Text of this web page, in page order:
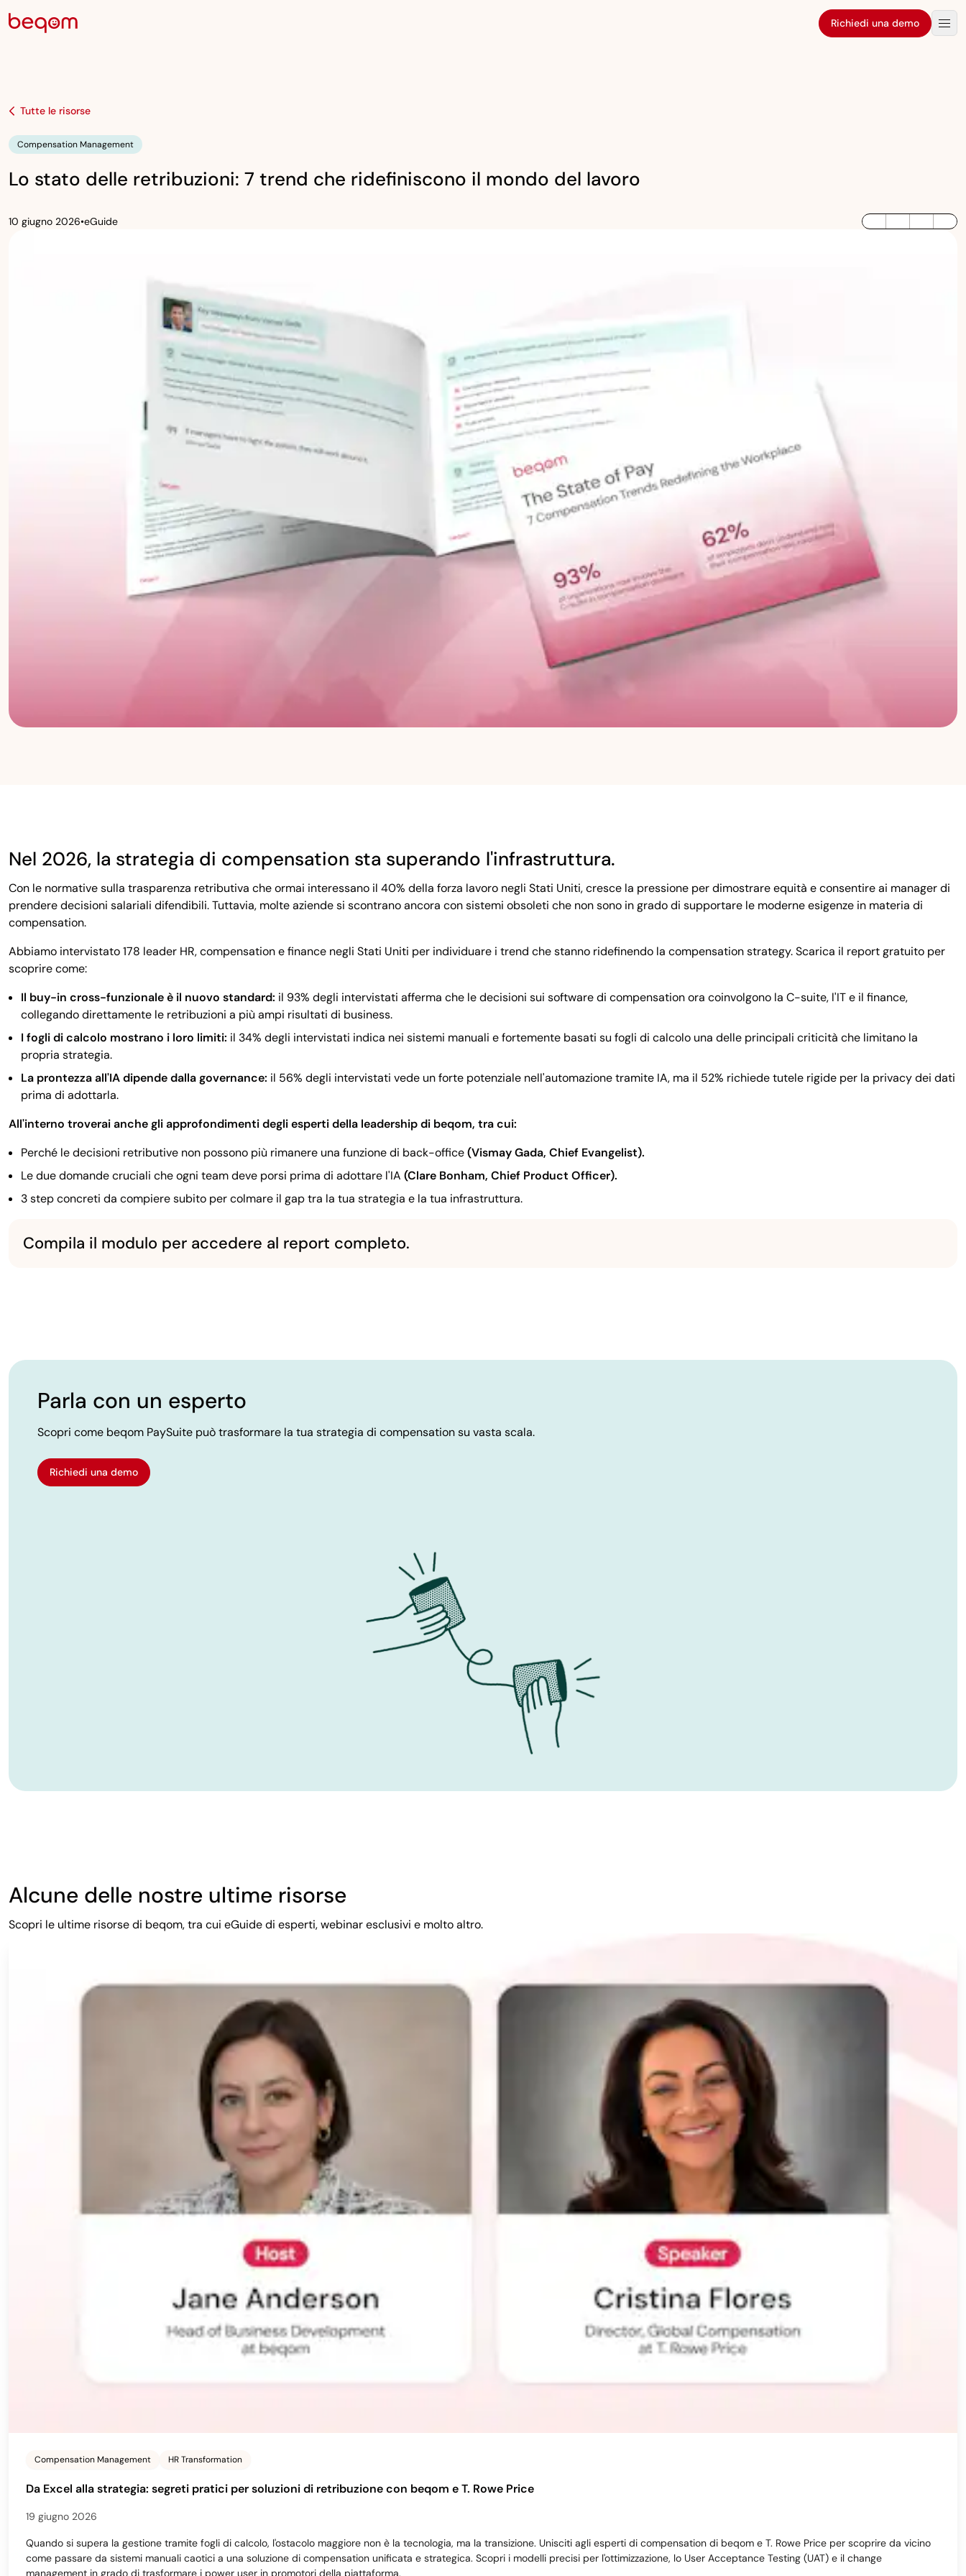
Richiedi una demo
Tutte le risorse
Compensation Management
Lo stato delle retribuzioni: 7 trend che ridefiniscono il mondo del lavoro
10 giugno 2026•eGuide LinkedInTwitter / XFacebook
Nel 2026, la strategia di compensation sta superando l'infrastruttura.
Con le normative sulla trasparenza retributiva che ormai interessano il 40% della forza lavoro negli Stati Uniti, cresce la pressione per dimostrare equità e consentire ai manager di
prendere decisioni salariali difendibili. Tuttavia, molte aziende si scontrano ancora con sistemi obsoleti che non sono in grado di supportare le moderne esigenze in materia di
compensation.
Abbiamo intervistato 178 leader HR, compensation e finance negli Stati Uniti per individuare i trend che stanno ridefinendo la compensation strategy. Scarica il report gratuito per
scoprire come:
Il buy-in cross-funzionale è il nuovo standard: il 93% degli intervistati afferma che le decisioni sui software di compensation ora coinvolgono la C-suite, l'IT e il finance,
collegando direttamente le retribuzioni a più ampi risultati di business.
I fogli di calcolo mostrano i loro limiti: il 34% degli intervistati indica nei sistemi manuali e fortemente basati su fogli di calcolo una delle principali criticità che limitano la
propria strategia.
La prontezza all'IA dipende dalla governance: il 56% degli intervistati vede un forte potenziale nell'automazione tramite IA, ma il 52% richiede tutele rigide per la privacy dei dati
prima di adottarla.
All'interno troverai anche gli approfondimenti degli esperti della leadership di beqom, tra cui:
Perché le decisioni retributive non possono più rimanere una funzione di back-office(Vismay Gada, Chief Evangelist).
Le due domande cruciali che ogni team deve porsi prima di adottare l'IA (Clare Bonham, Chief Product Officer).
3 step concreti da compiere subito per colmare il gap tra la tua strategia e la tua infrastruttura.
Compila il modulo per accedere al report completo.
Parla con un esperto
Scopri come beqom PaySuite può trasformare la tua strategia di compensation su vasta scala.
Richiedi una demo
Alcune delle nostre ultime risorse
Scopri le ultime risorse di beqom, tra cui eGuide di esperti, webinar esclusivi e molto altro.
Compensation Management HR Transformation
Da Excel alla strategia: segreti pratici per soluzioni di retribuzione con beqom e T. Rowe Price
19 giugno 2026
Quando si supera la gestione tramite fogli di calcolo, l'ostacolo maggiore non è la tecnologia, ma la transizione. Unisciti agli esperti di compensation di beqom e T. Rowe Price per scoprire da vicino
come passare da sistemi manuali caotici a una soluzione di compensation unificata e strategica. Scopri i modelli precisi per l'ottimizzazione, lo User Acceptance Testing (UAT) e il change
management in grado di trasformare i power user in promotori della piattaforma.